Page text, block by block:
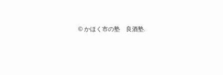
©かほく市の塾 良酒塾.